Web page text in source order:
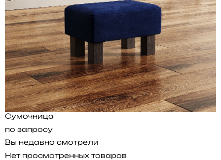
Сумочница
по запросу
Вы недавно смотрели
Нет просмотренных товаров